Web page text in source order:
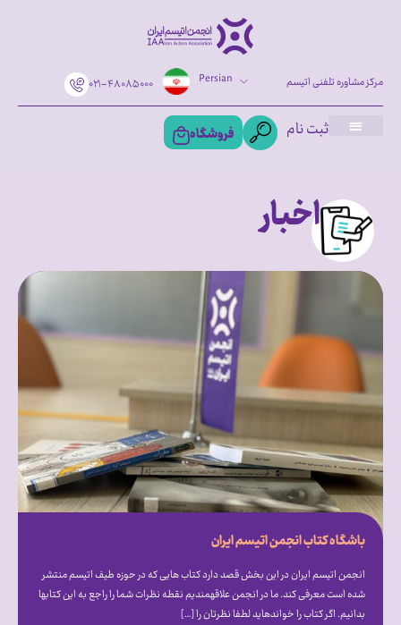
۰۲۱-۴۸۰۸۵۰۰۰ Persian مرکز مشاوره تلفنی اتیسم
ثبت نام فروشگاه
اخبار
باشگاه کتاب انجمن اتیسم ایران
انجمن اتیسم ایران در این بخش قصد دارد کتاب هایی که در حوزه طیف اتیسم منتشر
شده است معرفی کند. ما در انجمن علاقه‎‎مندیم نقطه نظرات شما را راجع به این کتاب‎ها
بدانیم. اگر کتاب را خوانده‎اید لطفا نظرتان را […]